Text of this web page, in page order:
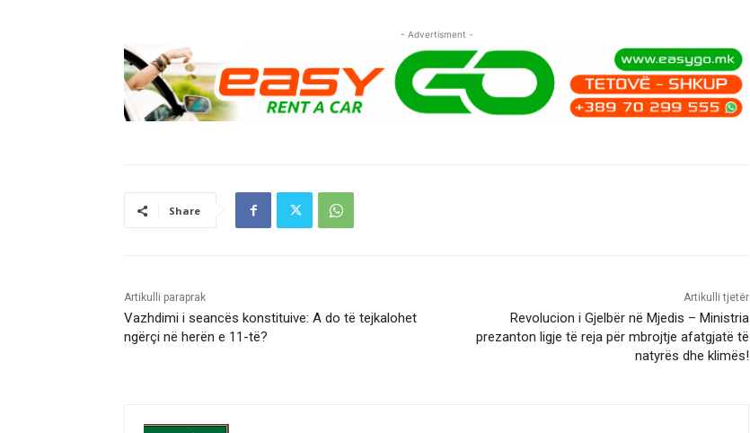
- Advertisment -
Share
Artikulli paraprak
Vazhdimi i seancës konstituive: A do të tejkalohet
ngërçi në herën e 11-të?
Artikulli tjetër
Revolucion i Gjelbër në Mjedis – Ministria
prezanton ligje të reja për mbrojtje afatgjatë të
natyrës dhe klimës!